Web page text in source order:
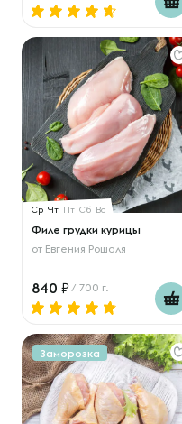
Ср Чт Пт Сб Вс
Филе грудки курицы
от Евгения Рошаля
840 / 700 г.
Заморозка